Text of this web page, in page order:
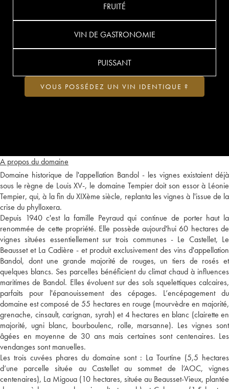
A propos du domaine
Domaine historique de l'appellation Bandol - les vignes existaient déjà
sous le règne de Louis XV-, le domaine Tempier doit son essor à Léonie
Tempier, qui, à la fin du XIXème siècle, replanta les vignes à l'issue de la
crise du phylloxera.
Depuis 1940 c'est la famille Peyraud qui continue de porter haut la
renommée de cette propriété. Elle possède aujourd'hui 60 hectares de
vignes situées essentiellement sur trois communes - Le Castellet, Le
Beausset et La Cadière - et produit exclusivement des vins d'appellation
Bandol, dont une grande majorité de rouges, un tiers de rosés et
quelques blancs. Ses parcelles bénéficient du climat chaud à influences
maritimes de Bandol. Elles évoluent sur des sols squelettiques calcaires,
parfaits pour l'épanouissement des cépages. L’encépagement du
domaine est composé de 55 hectares en rouge (mourvèdre en majorité,
grenache, cinsault, carignan, syrah) et 4 hectares en blanc (clairette en
majorité, ugni blanc, bourboulenc, rolle, marsanne). Les vignes sont
âgées en moyenne de 30 ans mais certaines sont centenaires. Les
vendanges sont manuelles.
Les trois cuvées phares du domaine sont : La Tourtine (5,5 hectares
d’une parcelle située au Castellet au sommet de l’AOC, vignes
centenaires), La Migoua (10 hectares, située au Beausset-Vieux, plantée
FRUITÉ
VIN DE GASTRONOMIE
PUISSANT
VOUS POSSÉDEZ UN VIN IDENTIQUE ?